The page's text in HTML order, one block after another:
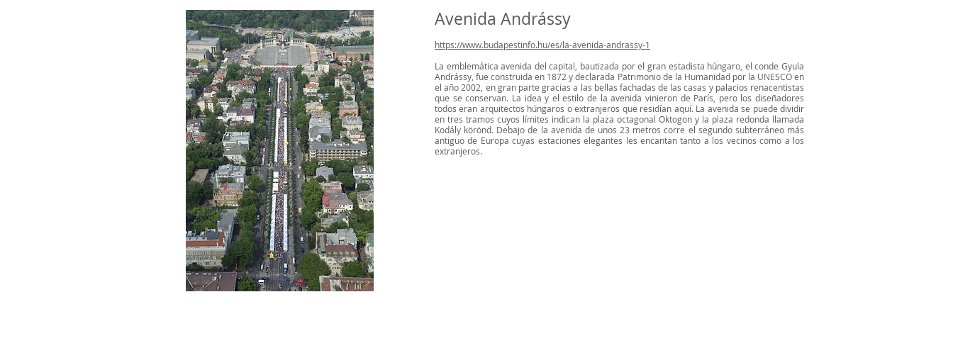
Avenida Andrássy
https://www.budapestinfo.hu/es/la-avenida-andrassy-1
La emblemática avenida del capital, bautizada por el gran estadista húngaro, el conde Gyula
Andrássy, fue construida en 1872 y declarada Patrimonio de la Humanidad por la UNESCO en
el año 2002, en gran parte gracias a las bellas fachadas de las casas y palacios renacentistas
que se conservan. La idea y el estilo de la avenida vinieron de París, pero los diseñadores
todos eran arquitectos húngaros o extranjeros que residían aquí. La avenida se puede dividir
en tres tramos cuyos límites indican la plaza octagonal Oktogon y la plaza redonda llamada
Kodály körönd. Debajo de la avenida de unos 23 metros corre el segundo subterráneo más
antiguo de Europa cuyas estaciones elegantes les encantan tanto a los vecinos como a los
extranjeros.